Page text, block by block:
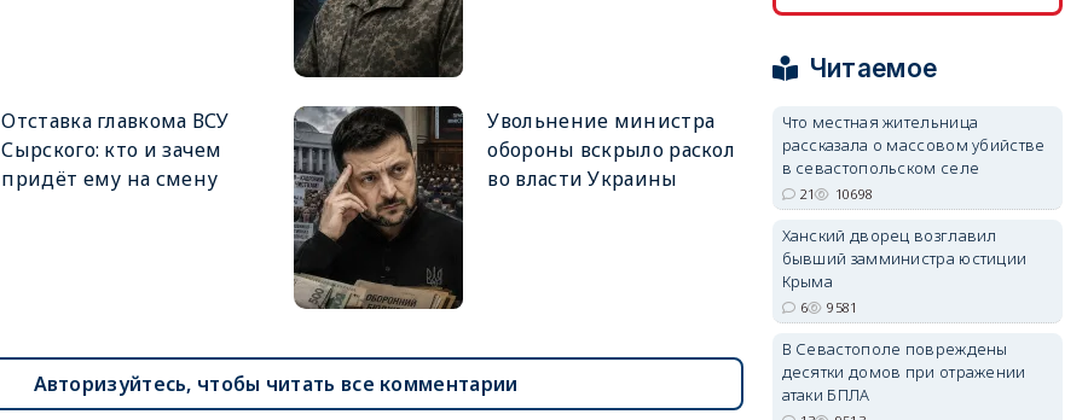
Отставка главкома ВСУ
Сырского: кто и зачем
придёт ему на смену
Увольнение министра
обороны вскрыло раскол
во власти Украины
Авторизуйтесь, чтобы читать все комментарии erid: 2SDnjdvhGXG
Читаемое
Что местная жительница
рассказала о массовом убийстве
в севастопольском селе
21 10698
Ханский дворец возглавил
бывший замминистра юстиции
Крыма
6 9581
В Севастополе повреждены
десятки домов при отражении
атаки БПЛА